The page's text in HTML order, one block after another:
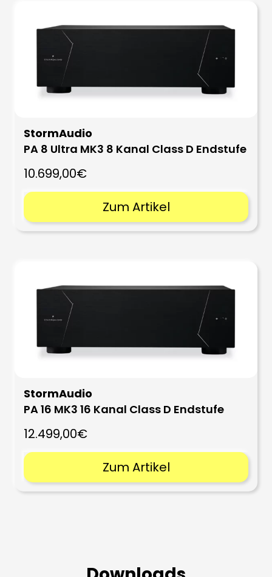
StormAudio
PA 8 Ultra MK3 8 Kanal Class D Endstufe
10.699,00€
Zum Artikel
StormAudio
PA 16 MK3 16 Kanal Class D Endstufe
12.499,00€
Zum Artikel